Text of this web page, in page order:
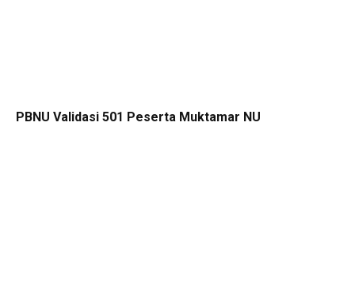
PBNU Validasi 501 Peserta Muktamar NU